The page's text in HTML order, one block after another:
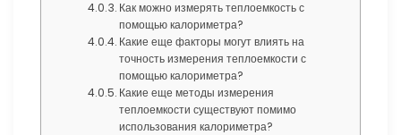
Как можно измерять теплоемкость с
помощью калориметра?
Какие еще факторы могут влиять на
точность измерения теплоемкости с
помощью калориметра?
Какие еще методы измерения
теплоемкости существуют помимо
использования калориметра?